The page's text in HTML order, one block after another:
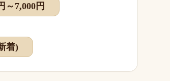
～7,000円
着)